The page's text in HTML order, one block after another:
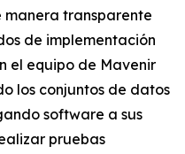
transparente
de implementación
el equipo de Mavenir
los conjuntos de datos
software a sus
pruebas